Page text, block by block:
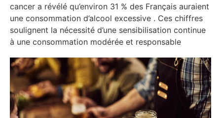
cancer a révélé qu’environ 31 % des Français auraient
une consommation d’alcool excessive . Ces chiffres
soulignent la nécessité d’une sensibilisation continue
à une consommation modérée et responsable